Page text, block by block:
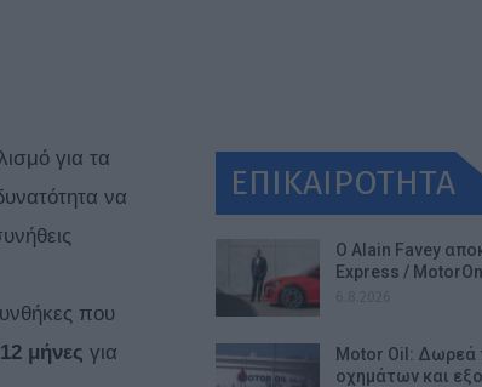
για τα
να
που
μήνες για
ΕΠΙΚΑΙΡΟΤΗΤΑ
Ο Alain Favey
Express /
Motor Oil: Δωρεά
οχημάτων και